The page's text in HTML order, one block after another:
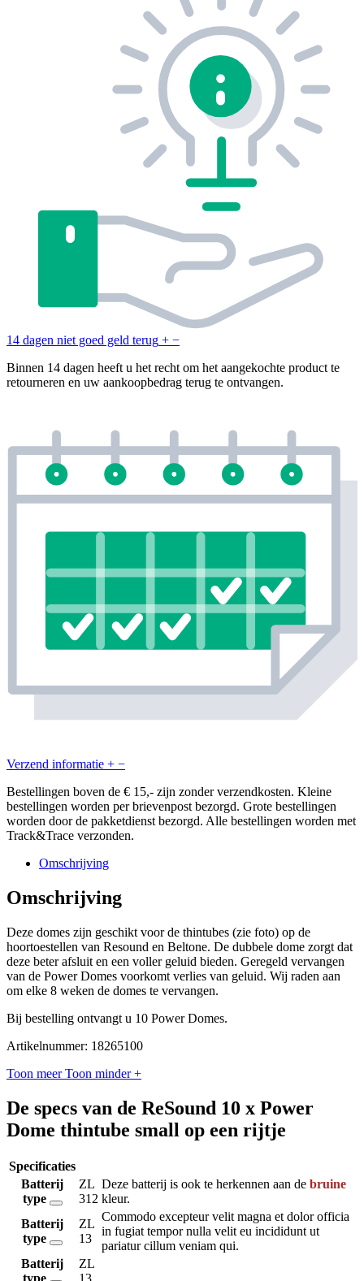
14 dagen niet goed geld terug + −
Binnen 14 dagen heeft u het recht om het aangekochte product te
retourneren en uw aankoopbedrag terug te ontvangen.
Verzend informatie + −
Bestellingen boven de € 15,- zijn zonder verzendkosten. Kleine
bestellingen worden per brievenpost bezorgd. Grote bestellingen
worden door de pakketdienst bezorgd. Alle bestellingen worden met
Track&Trace verzonden.
Omschrijving
Omschrijving
Deze domes zijn geschikt voor de thintubes (zie foto) op de
hoortoestellen van Resound en Beltone. De dubbele dome zorgt dat
deze beter afsluit en een voller geluid bieden. Geregeld vervangen
van de Power Domes voorkomt verlies van geluid. Wij raden aan
om elke 8 weken de domes te vervangen.
Bij bestelling ontvangt u 10 Power Domes.
Artikelnummer: 18265100
Toon meer Toon minder +
De specs van de ReSound 10 x Power
Dome thintube small op een rijtje
Specificaties
Batterij
type
ZL
312
Deze batterij is ook te herkennen aan de bruine
kleur.
Batterij
type
ZL
13
Commodo excepteur velit magna et dolor officia
in fugiat tempor nulla velit eu incididunt ut
pariatur cillum veniam qui.
Batterij
ZL